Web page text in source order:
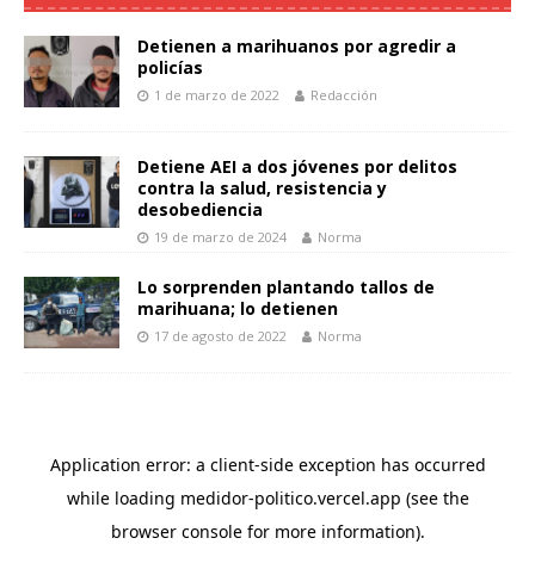
Detienen a marihuanos por agredir a
policías
1 de marzo de 2022 Redacción
Detiene AEI a dos jóvenes por delitos
contra la salud, resistencia y
desobediencia
19 de marzo de 2024 Norma
Lo sorprenden plantando tallos de
marihuana; lo detienen
17 de agosto de 2022 Norma